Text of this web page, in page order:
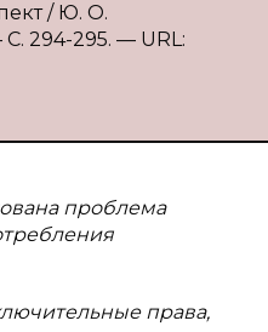
/ Ю. О.
294-295. — URL:
проблема
права,